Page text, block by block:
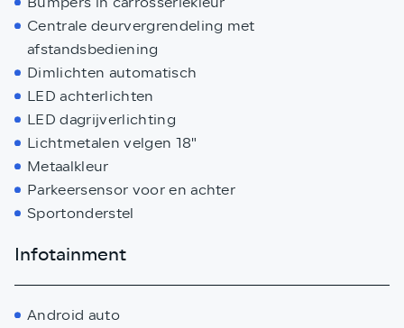
Centrale deurvergrendeling met
afstandsbediening
Dimlichten automatisch
LED achterlichten
LED dagrijverlichting
Lichtmetalen velgen 18"
Metaalkleur
Parkeersensor voor en achter
Sportonderstel
Infotainment
Android auto